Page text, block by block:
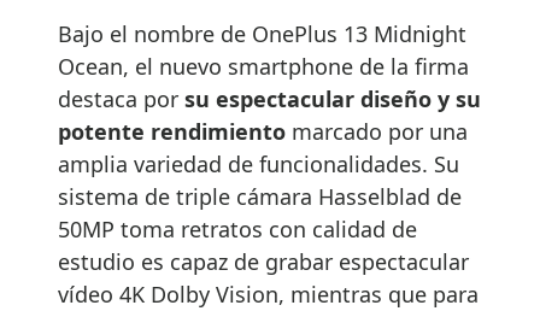
Bajo el nombre de OnePlus 13 Midnight
Ocean, el nuevo smartphone de la firma
destaca por su espectacular diseño y su
potente rendimiento marcado por una
amplia variedad de funcionalidades. Su
sistema de triple cámara Hasselblad de
50MP toma retratos con calidad de
estudio es capaz de grabar espectacular
vídeo 4K Dolby Vision, mientras que para